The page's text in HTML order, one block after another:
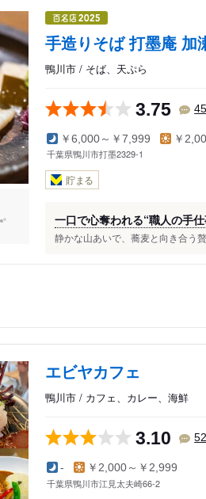
手造りそば 打墨庵 加
鴨川市 / そば、天ぷら
3.75
￥6,000～￥7,999
￥
千葉県鴨川市打墨2329-1
貯まる
一口で心奪われる“職人の手
静かな山あいで、蕎麦と向き合う
エビヤカフェ
鴨川市 / カフェ、カレー、海鮮
3.10 52
-
￥2,000～￥2,999
千葉県鴨川市江見太夫崎66-2